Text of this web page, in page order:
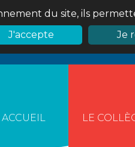
du site, ils
J'accepte
Je
ACCUEIL LE